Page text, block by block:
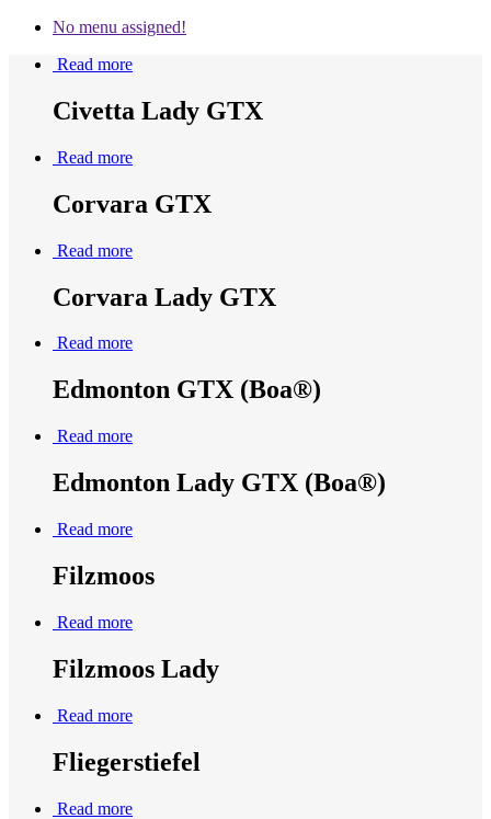
No menu assigned!
Read more
Civetta Lady GTX
Read more
Corvara GTX
Read more
Corvara Lady GTX
Read more
Edmonton GTX (Boa®)
Read more
Edmonton Lady GTX (Boa®)
Read more
Filzmoos
Read more
Filzmoos Lady
Read more
Fliegerstiefel
Read more